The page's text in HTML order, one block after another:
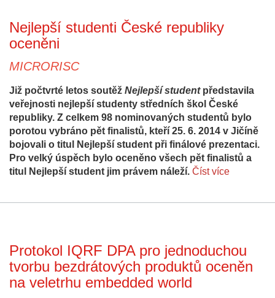
Nejlepší studenti České republiky
oceněni
MICRORISC
Již počtvrté letos soutěž Nejlepší studentpředstavila
veřejnosti nejlepší studenty středních škol České
republiky. Z celkem 98 nominovaných studentů bylo
porotou vybráno pět finalistů, kteří 25. 6. 2014 v Jičíně
bojovali o titul Nejlepší student při finálové prezentaci.
Pro velký úspěch bylo oceněno všech pět finalistů a
titul Nejlepší student jim právem náleží. Číst více
Protokol IQRF DPA pro jednoduchou
tvorbu bezdrátových produktů oceněn
na veletrhu embedded world